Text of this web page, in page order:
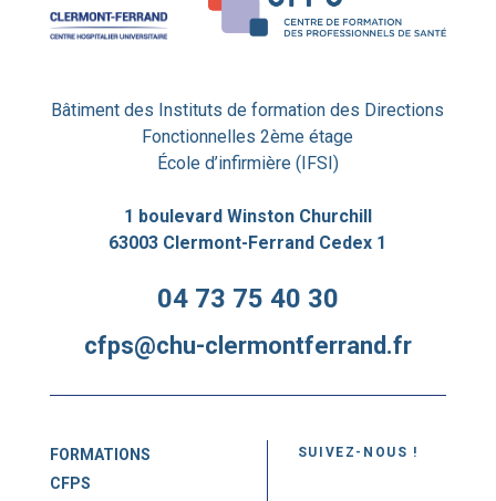
Bâtiment des Instituts de formation des Directions
Fonctionnelles 2ème étage
École d’infirmière (IFSI)
1 boulevard Winston Churchill
63003 Clermont-Ferrand Cedex 1
04 73 75 40 30
cfps@chu-clermontferrand.fr
FORMATIONS
CFPS
SUIVEZ-NOUS !